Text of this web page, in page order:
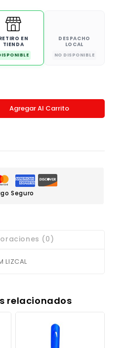
EN
TIENDA
DESPACHO
LOCAL
NO DISPONIBLE
Agregar Al Carrito
Seguro
(0)
LIZCAL
relacionados